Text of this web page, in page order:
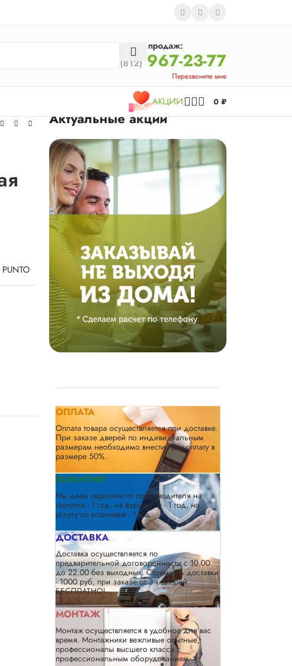
Отдел продаж:
(812) 967-23-77
Перезвоните мне
АКЦИИ 0 ₽
PUNTO
Актуальные акции
ОПЛАТА
Оплата товара осуществляется при доставке.
При заказе дверей по индивидуальным
размерам необходимо внести предоплату в
размере 50%.
ГАРАНТИЯ
Мы даем гарантию от производителя на
полотна - 1 год, на фурнитуру - 1 год, на
услугу по установке - 1 год.
ДОСТАВКА
Доставка осуществляется по
предварительной договоренности с 10.00
до 22.00 без выходных. Стоимость доставки
- 1000 руб, при заказе от 3-х дверей
БЕСПЛАТНО!
МОНТАЖ
Монтаж осуществляется в удобное для вас
время. Монтажники вежливые опытные,
профессионалы высшего класса с
профессиональным оборудованием.